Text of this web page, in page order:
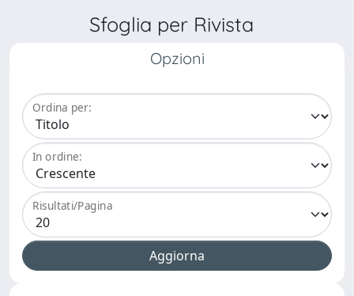
Sfoglia per Rivista
Opzioni
Ordina per:
In ordine:
Risultati/Pagina